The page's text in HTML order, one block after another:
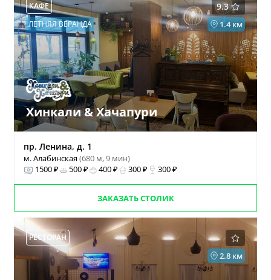
9.3
КАФЕ
1.4 км
ЛЕТНЯЯ ВЕРАНДА
Хинкали & Хачапури
пр. Ленина, д. 1
м. Алабинская(680 м, 9 мин)
1500 ₽
500 ₽ 400 ₽ 300 ₽ 300 ₽
ЗАКАЗАТЬ СТОЛИК
РЕСТОРАН
2.8 км